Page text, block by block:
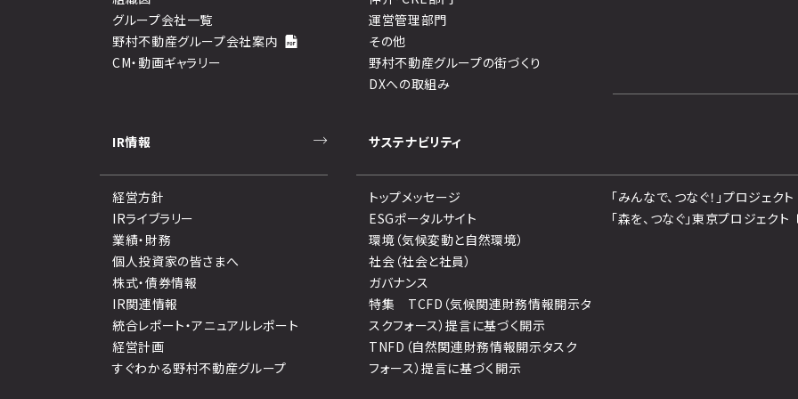
グループ会社一覧
野村不動産グループ会社案内
CM・動画ギャラリー
運営管理部門
その他
野村不動産グループの街づくり
DXへの取組み
IR情報
経営方針
IRライブラリー
業績・財務
個人投資家の皆さまへ
株式・債券情報
IR関連情報
統合レポート・アニュアルレポート
経営計画
すぐわかる野村不動産グループ
サステナビリティ
トップメッセージ
ESGポータルサイト
環境（気候変動と自然環境）
社会（社会と社員）
ガバナンス
特集 TCFD（気候関連財務情報開示タ
スクフォース）提言に基づく開示
TNFD（自然関連財務情報開示タスク
フォース）提言に基づく開示
「みんなで、つなぐ！」プロジェクト
「森を、つなぐ」東京プロジェクト